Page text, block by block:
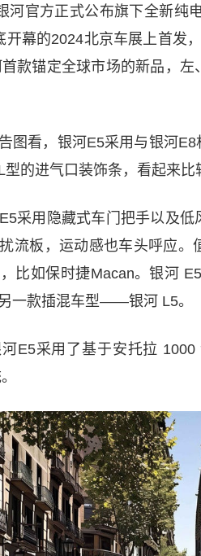
河官方正式公布旗下全新
开幕的2024北京车展上首发
款锚定全球市场的新品，
图看，银河E5采用与银河
的进气口装饰条，看起来比
采用隐藏式车门把手以及低
流板，运动感也车头呼应
比如保时捷Macan。银河
一款插混车型——银河 L5。
E5采用了基于安托拉